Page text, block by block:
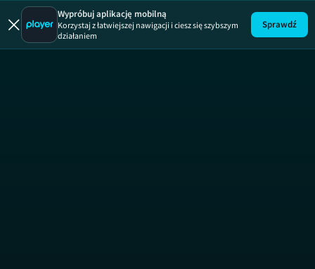
Uwaga!
Wypróbuj aplikację mobilną
Korzystaj z łatwiejszej nawigacji i ciesz się szybszym
działaniem
Sprawdź